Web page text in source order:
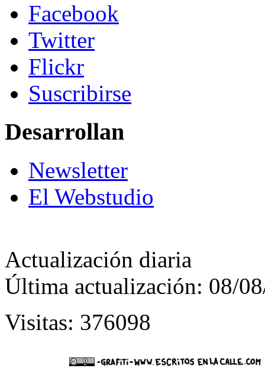
Facebook
Twitter
Flickr
Suscribirse
Desarrollan
Newsletter
El Webstudio
Actualización diaria
Última actualización: 08/
Visitas: 376098